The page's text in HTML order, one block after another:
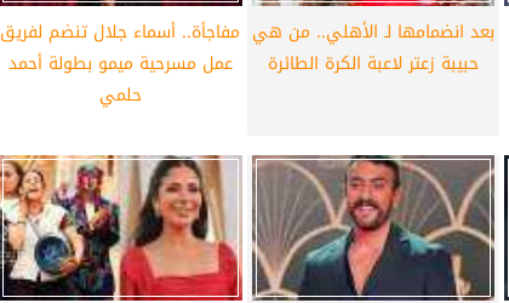
بعد انضمامها لـ الأهلي.. من هي
حبيبة زعتر لاعبة الكرة الطائرة
مفاجأة.. أسماء جلال تنضم لفريق
عمل مسرحية ميمو بطولة أحمد
حلمي